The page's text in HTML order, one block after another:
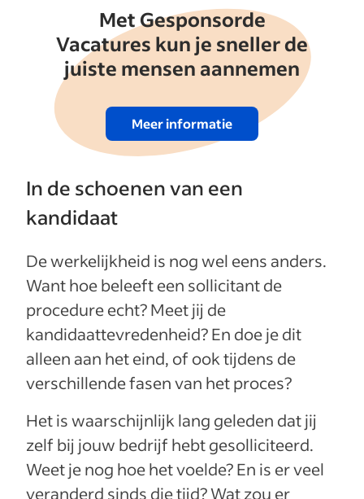
Met Gesponsorde
Vacatures kun je sneller de
juiste mensen aannemen
Meer informatie
In de schoenen van een
kandidaat
De werkelijkheid is nog wel eens anders.
Want hoe beleeft een sollicitant de
procedure echt? Meet jij de
kandidaattevredenheid? En doe je dit
alleen aan het eind, of ook tijdens de
verschillende fasen van het proces?
Het is waarschijnlijk lang geleden dat jij
zelf bij jouw bedrijf hebt gesolliciteerd.
Weet je nog hoe het voelde? En is er veel
veranderd sinds die tijd? Wat zou er